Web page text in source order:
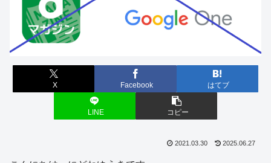
X Facebook はてブ
LINE コピー
2021.03.30 2025.06.27